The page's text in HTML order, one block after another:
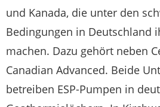
und Kanada, die unter den
Bedingungen in Deutschland
machen. Dazu gehört neben
Canadian Advanced. Beide
betreiben ESP-Pumpen in